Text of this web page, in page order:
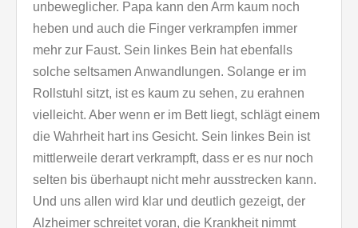
unbeweglicher. Papa kann den Arm kaum noch
heben und auch die Finger verkrampfen immer
mehr zur Faust. Sein linkes Bein hat ebenfalls
solche seltsamen Anwandlungen. Solange er im
Rollstuhl sitzt, ist es kaum zu sehen, zu erahnen
vielleicht. Aber wenn er im Bett liegt, schlägt einem
die Wahrheit hart ins Gesicht. Sein linkes Bein ist
mittlerweile derart verkrampft, dass er es nur noch
selten bis überhaupt nicht mehr ausstrecken kann.
Und uns allen wird klar und deutlich gezeigt, der
Alzheimer schreitet voran, die Krankheit nimmt